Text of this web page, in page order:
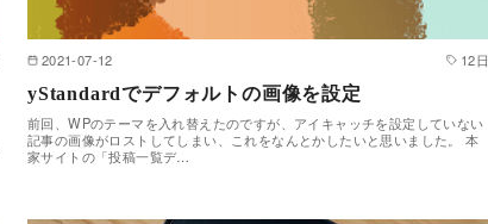
2021-07-12 12日
yStandardでデフォルトの画像を設定
前回、WPのテーマを入れ替えたのですが、アイキャッチを設定していない
記事の画像がロストしてしまい、これをなんとかしたいと思いました。 本
家サイトの「投稿一覧デ…